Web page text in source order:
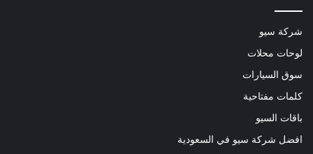
شركة سيو
لوحات محلات
سوق السيارات
كلمات مفتاحية
باقات السيو
افضل شركة سيو في السعودية